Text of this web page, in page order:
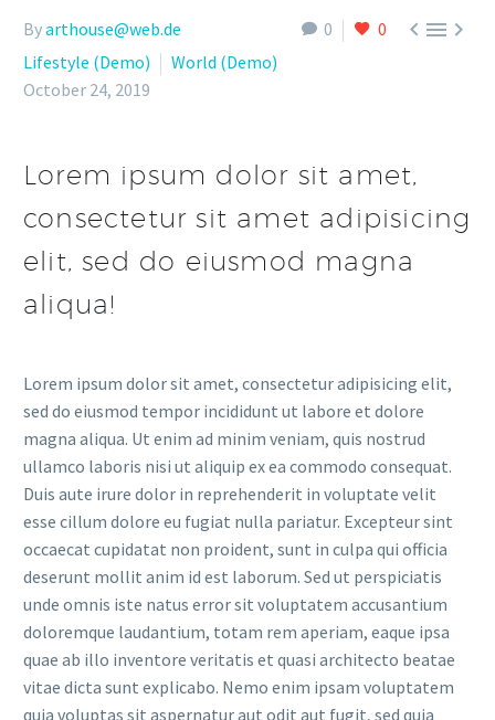
0 0 
Byarthouse@web.de
Lifestyle (Demo)
World (Demo)
October 24, 2019
Lorem ipsum dolor sit amet,
consectetur sit amet adipisicing
elit, sed do eiusmod magna
aliqua!
Lorem ipsum dolor sit amet, consectetur adipisicing elit,
sed do eiusmod tempor incididunt ut labore et dolore
magna aliqua. Ut enim ad minim veniam, quis nostrud
ullamco laboris nisi ut aliquip ex ea commodo consequat.
Duis aute irure dolor in reprehenderit in voluptate velit
esse cillum dolore eu fugiat nulla pariatur. Excepteur sint
occaecat cupidatat non proident, sunt in culpa qui officia
deserunt mollit anim id est laborum. Sed ut perspiciatis
unde omnis iste natus error sit voluptatem accusantium
doloremque laudantium, totam rem aperiam, eaque ipsa
quae ab illo inventore veritatis et quasi architecto beatae
vitae dicta sunt explicabo. Nemo enim ipsam voluptatem
quia voluptas sit aspernatur aut odit aut fugit, sed quia